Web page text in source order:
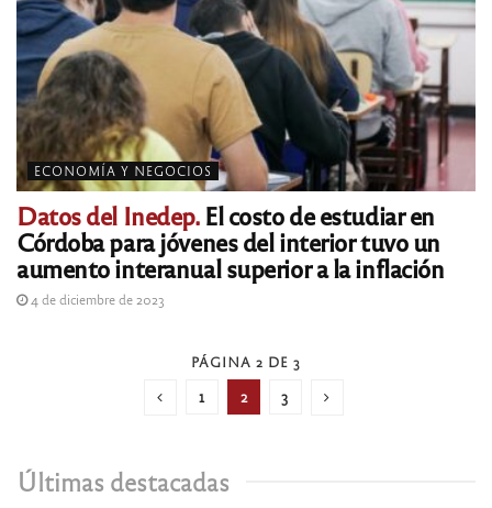
ECONOMÍA Y NEGOCIOS
Datos del Inedep.El costo de estudiar en
Córdoba para jóvenes del interior tuvo un
aumento interanual superior a la inflación
4 de diciembre de 2023
PÁGINA 2 DE 3
1 2 3
Últimas destacadas